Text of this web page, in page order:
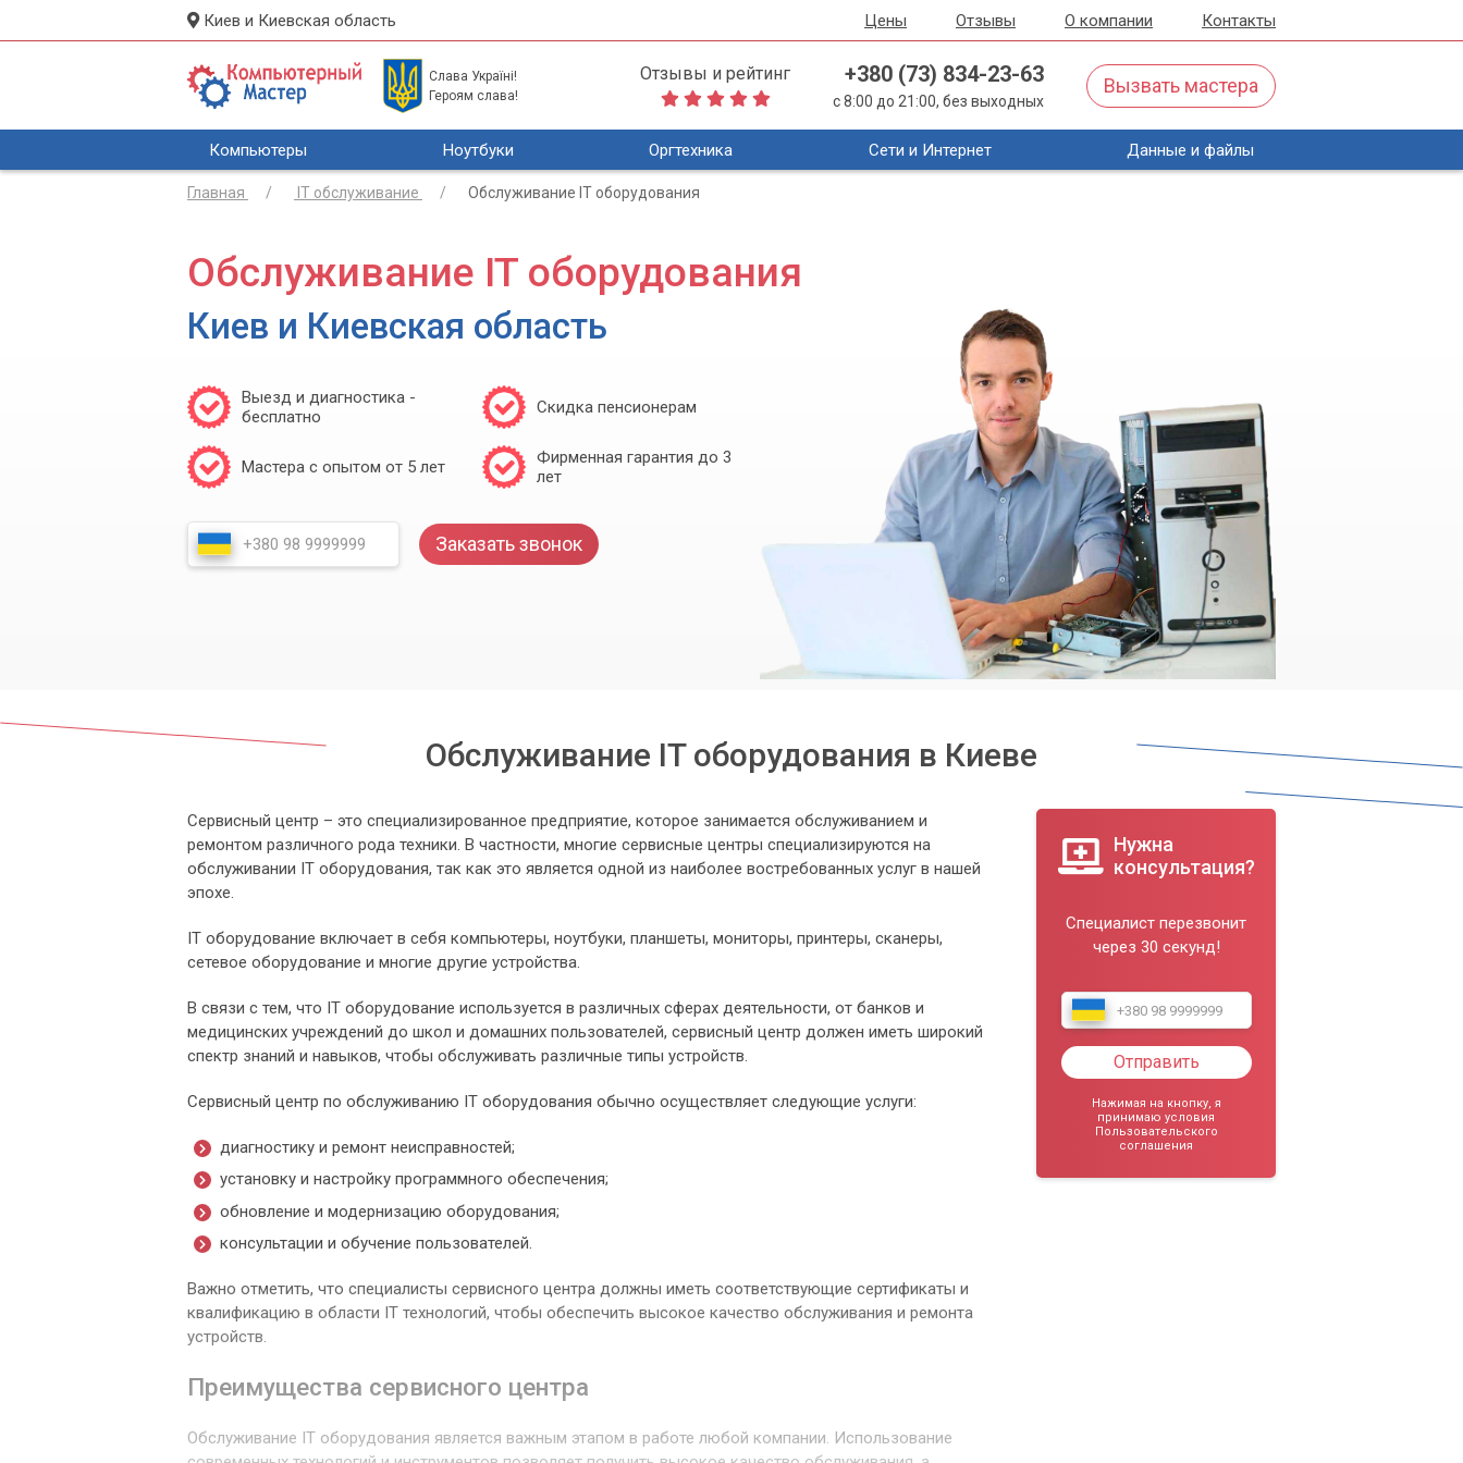
Киев и Киевская область Цены Отзывы О компании Контакты
Слава Україні!
Героям слава!
Отзывы и рейтинг +380 (73) 834-23-63
с 8:00 до 21:00, без выходных
Вызвать мастера
Компьютеры Ноутбуки Оргтехника Сети и Интернет Данные и файлы
Главная IT обслуживание Обслуживание IT оборудования
Обслуживание IT оборудования
Киев и Киевская область
Выезд и диагностика -
бесплатно
Скидка пенсионерам
Мастера с опытом от 5 лет
Фирменная гарантия до 3
лет
Заказать звонок
Обслуживание IT оборудования в Киеве
Сервисный центр – это специализированное предприятие, которое занимается обслуживанием и
ремонтом различного рода техники. В частности, многие сервисные центры специализируются на
обслуживании IT оборудования, так как это является одной из наиболее востребованных услуг в нашей
эпохе.
IT оборудование включает в себя компьютеры, ноутбуки, планшеты, мониторы, принтеры, сканеры,
сетевое оборудование и многие другие устройства.
В связи с тем, что IT оборудование используется в различных сферах деятельности, от банков и
медицинских учреждений до школ и домашних пользователей, сервисный центр должен иметь широкий
спектр знаний и навыков, чтобы обслуживать различные типы устройств.
Сервисный центр по обслуживанию IT оборудования обычно осуществляет следующие услуги:
диагностику и ремонт неисправностей;
установку и настройку программного обеспечения;
обновление и модернизацию оборудования;
консультации и обучение пользователей.
Важно отметить, что специалисты сервисного центра должны иметь соответствующие сертификаты и
квалификацию в области IT технологий, чтобы обеспечить высокое качество обслуживания и ремонта
устройств.
Преимущества сервисного центра
Обслуживание IT оборудования является важным этапом в работе любой компании. Использование
Нужна
консультация?
Специалист перезвонит
через 30 секунд!
Отправить
Нажимая на кнопку, я
принимаю условия
Пользовательского
соглашения